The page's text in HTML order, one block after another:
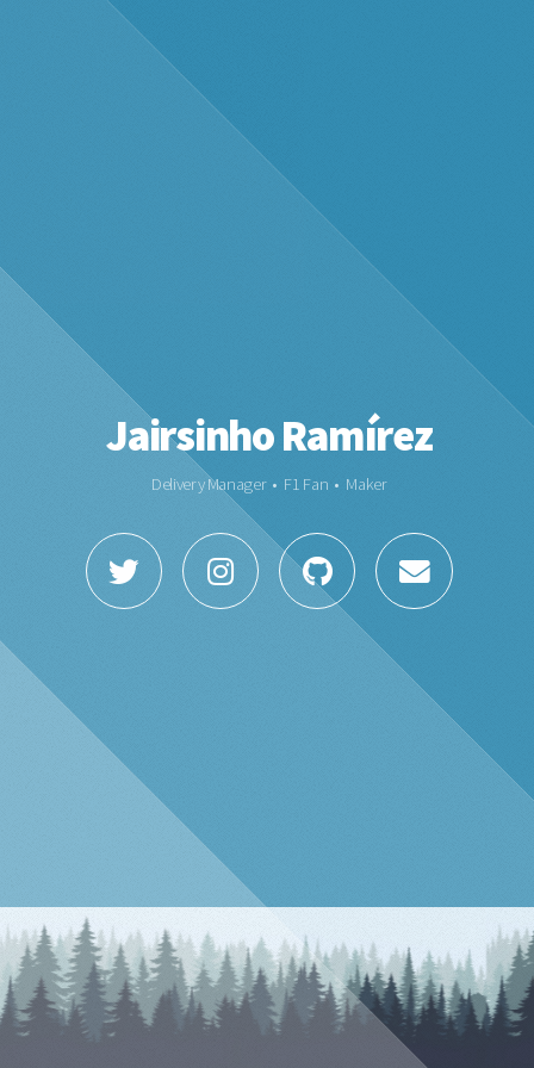
Jairsinho Ramírez
Delivery Manager • F1 Fan • Maker